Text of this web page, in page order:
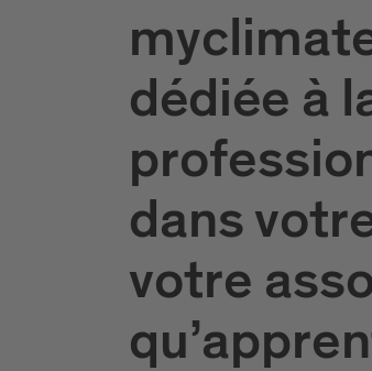
dédiée à
dans
votre